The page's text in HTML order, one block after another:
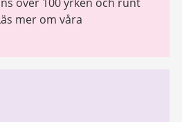
mer om våra